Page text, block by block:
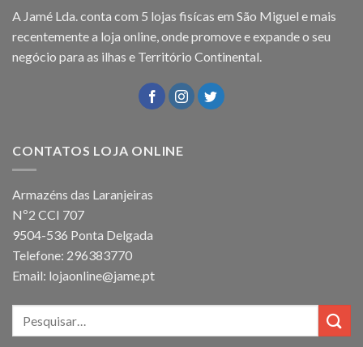
A Jamé Lda. conta com 5 lojas fisícas em São Miguel e mais
recentemente a loja online, onde promove e expande o seu
negócio para as ilhas e Território Continental.
CONTATOS LOJA ONLINE
Armazéns das Laranjeiras
Nº2 CCI 707
9504-536 Ponta Delgada
Telefone: 296383770
Email: lojaonline@jame.pt